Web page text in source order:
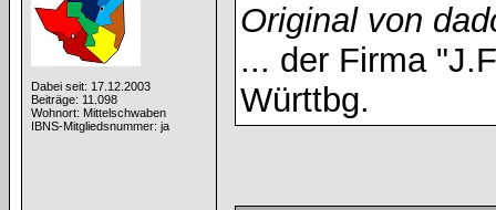
Dabei seit: 17.12.2003
Beiträge: 11.098
Wohnort: Mittelschwaben
IBNS-Mitgliedsnummer: ja
Original von
... der Firma
Württbg.